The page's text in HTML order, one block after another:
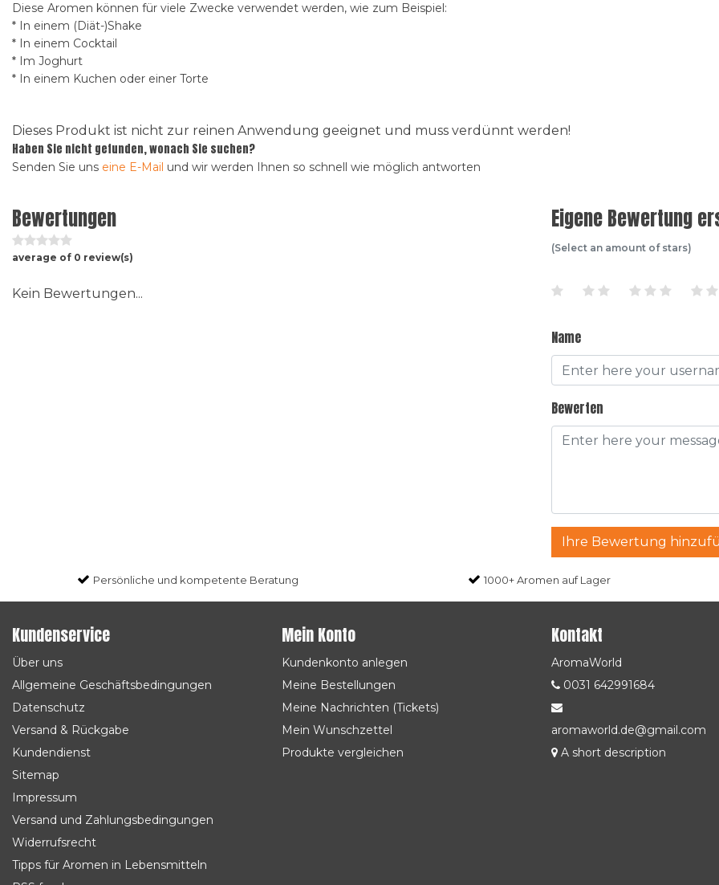
Diese Aromen können für viele Zwecke verwendet werden, wie zum Beispiel:
* In einem (Diät-)Shake
* In einem Cocktail
* Im Joghurt
* In einem Kuchen oder einer Torte
Dieses Produkt ist nicht zur reinen Anwendung geeignet und muss verdünnt werden!
Haben Sie nicht gefunden, wonach Sie suchen?
Senden Sie uns eine E-Mail und wir werden Ihnen so schnell wie möglich antworten
Bewertungen
average of 0 review(s)
Kein Bewertungen...
Eigene Bewertung
(Select an amount of stars)
Name
Bewerten
Ihre Bewertung
Persönliche und kompetente Beratung 1000+ Aromen auf Lager
Kundenservice
Über uns
Allgemeine Geschäftsbedingungen
Datenschutz
Versand & Rückgabe
Kundendienst
Sitemap
Impressum
Versand und Zahlungsbedingungen
Widerrufsrecht
Tipps für Aromen in Lebensmitteln
Mein Konto
Kundenkonto anlegen
Meine Bestellungen
Meine Nachrichten (Tickets)
Mein Wunschzettel
Produkte vergleichen
Kontakt
AromaWorld
0031 642991684
aromaworld.de@gmail.com
A short description